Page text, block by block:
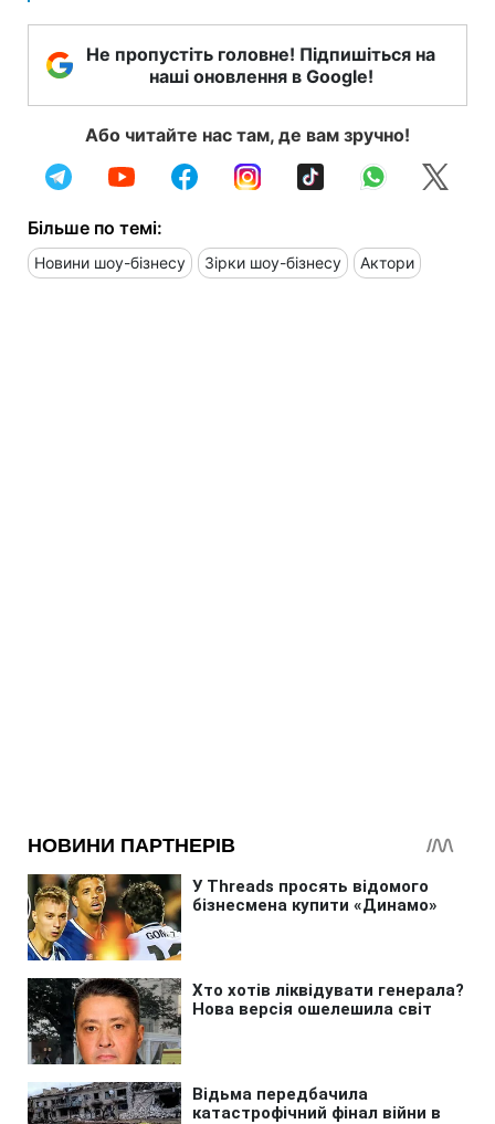
Не пропустіть головне! Підпишіться на
наші оновлення в Google!
Або читайте нас там, де вам зручно!
Більше по темі:
Новини шоу-бізнесу Зірки шоу-бізнесу Актори